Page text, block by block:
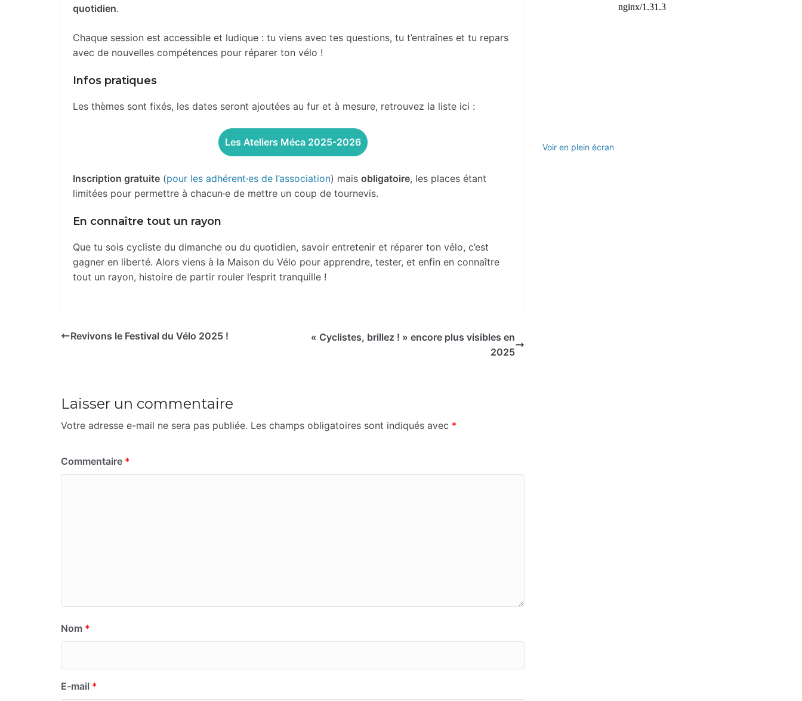
quotidien.
Chaque session est accessible et ludique : tu viens avec tes questions, tu t’entraînes et tu repars
avec de nouvelles compétences pour réparer ton vélo !
Infos pratiques
Les thèmes sont fixés, les dates seront ajoutées au fur et à mesure, retrouvez la liste ici :
Les Ateliers Méca 2025-2026
Inscription gratuite (pour les adhérent·es de l’association) mais obligatoire, les places étant
limitées pour permettre à chacun·e de mettre un coup de tournevis.
En connaître tout un rayon
Que tu sois cycliste du dimanche ou du quotidien, savoir entretenir et réparer ton vélo, c’est
gagner en liberté. Alors viens à la Maison du Vélo pour apprendre, tester, et enfin en connaître
tout un rayon, histoire de partir rouler l’esprit tranquille !
Revivons le Festival du Vélo 2025 !
« Cyclistes, brillez ! » encore plus visibles en
2025
Laisser un commentaire
Votre adresse e-mail ne sera pas publiée. Les champs obligatoires sont indiqués avec *
Commentaire *
Nom *
E-mail *
Voir en plein écran